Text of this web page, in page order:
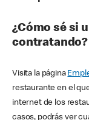
¿Cómo sé si
contratando?
Visita la página
restaurante en el
internet de los
casos, podrás ver